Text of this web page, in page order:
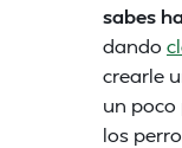
sabes
dando
crearle
un
los